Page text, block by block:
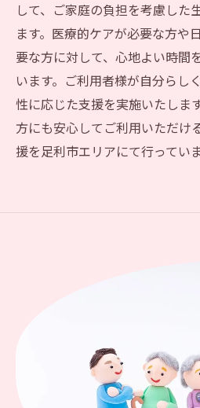
して、ご家庭の負担を考慮した
ます。医療的ケアが必要な方や
要な方に対して、心地よい時間
います。ご利用者様が自分らし
性に応じた支援を実施いたしま
方にも安心してご利用いただけ
援を足利市エリアにて行っていま